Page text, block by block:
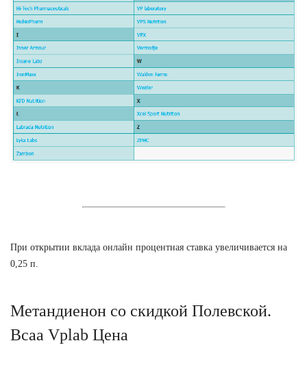
При открытии вклада онлайн процентная ставка увеличивается на
0,25 п.
Метандиенон со скидкой Полевской.
Bcaa Vplab Цена